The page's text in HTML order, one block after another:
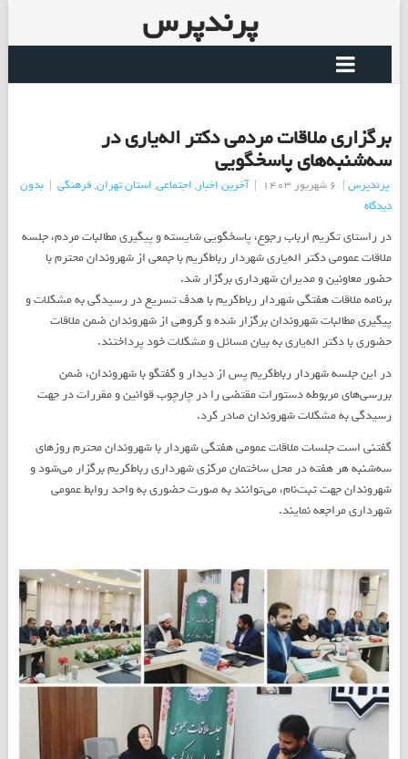
پرندپرس
برگزاری ملاقات مردمی دكتر اله‌یاری در
سه‌شنبه‌های پاسخگویی
پرندپرس| 6 شهریور 1403 | آخرین اخبار, اجتماعی, استان تهران, فرهنگی | بدون
دیدگاه
در راستای تکریم ارباب رجوع، پاسخگویی شایسته و پیگیری مطالبات مردم، جلسه
ملاقات عمومی دکتر اله‌یاری شهردار رباط‌کریم با جمعی از شهروندان محترم با
حضور معاونین و مدیران شهرداری برگزار شد.
برنامه ملاقات هفتگی شهردار رباط‌کریم با هدف تسريع در رسيدگی به مشکلات و
پیگیری مطالبات شهروندان برگزار شده و گروهی از شهروندان ضمن ملاقات
حضوری با دکتر اله‌یاری به بيان مسائل و مشکلات خود پرداختند.
در این جلسه شهردار رباط‌کریم پس از دیدار و گفتگو با شهروندان، ضمن
بررسی‌های مربوطه دستورات مقتضی را در چارچوب قوانين و مقررات در جهت
رسيدگی به مشکلات شهروندان صادر کرد.
گفتنی است جلسات ملاقات عمومی هفتگی شهردار با شهروندان محترم روزهای
سه‌شنبه هر هفته در محل ساختمان مرکزی شهرداری رباط‌کریم برگزار می‌شود و
شهروندان جهت ثبت‌نام، می‌توانند به صورت حضوری به واحد روابط عمومی
شهرداری مراجعه نمایند.